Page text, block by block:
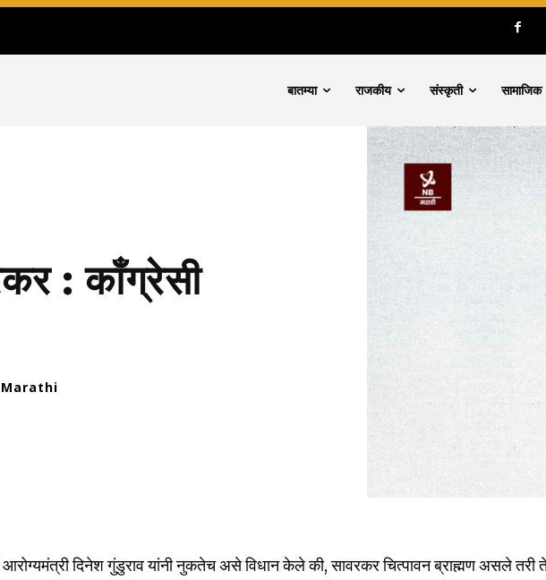
बातम्या राजकीय संस्कृती सामाजिक
: काँग्रेसी
Marathi
दिनेश गुंडुराव यांनी नुकतेच असे विधान केले की, सावरकर चित्पावन ब्राह्मण असले तरी